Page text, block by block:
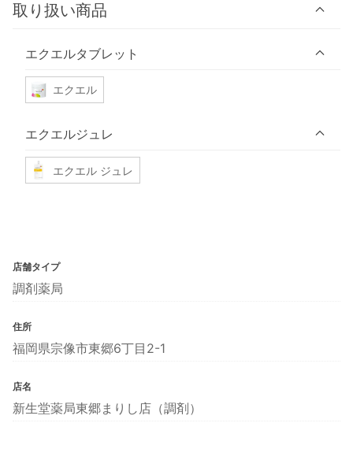
取り扱い商品
エクエルタブレット
エクエル
エクエルジュレ
エクエル ジュレ
店舗タイプ
調剤薬局
住所
福岡県宗像市東郷6丁目2-1
店名
新生堂薬局東郷まりし店（調剤）